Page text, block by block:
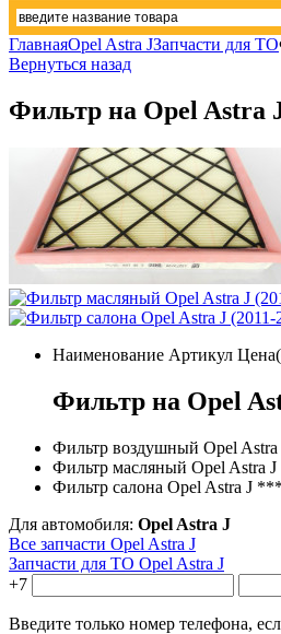
ГлавнаяOpel Astra JЗапчасти для ТО
Вернуться назад
Фильтр на Opel Astra
Наименование Артикул
Фильтр на Opel
Фильтр воздушный Opel Astra
Фильтр масляный Opel Astra J
Фильтр салона Opel Astra J
Для автомобиля: Opel Astra J
Все запчасти Opel Astra J
Запчасти для ТО Opel Astra J
+7
Введите только номер телефона,